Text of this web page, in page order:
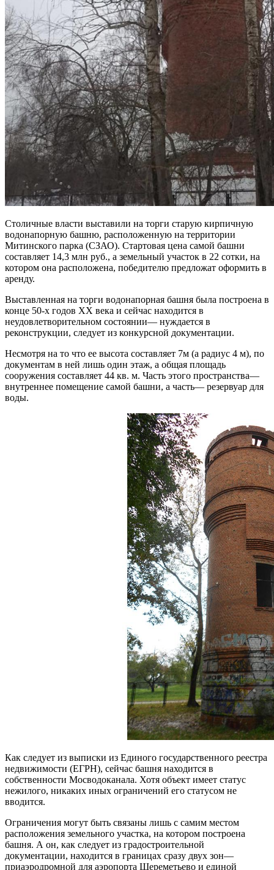
Столичные власти выставили на торги старую кирпичную
водонапорную башню, расположенную на территории
Митинского парка (СЗАО). Стартовая цена самой башни
составляет 14,3 млн руб., а земельный участок в 22 сотки, на
котором она расположена, победителю предложат оформить в
аренду.
Выставленная на торги водонапорная башня была построена в
конце 50-х годов XX века и сейчас находится в
неудовлетворительном состоянии— нуждается в
реконструкции, следует из конкурсной документации.
Несмотря на то что ее высота составляет 7м (а радиус 4 м), по
документам в ней лишь один этаж, а общая площадь
сооружения составляет 44 кв. м. Часть этого пространства—
внутреннее помещение самой башни, а часть— резервуар для
воды.
Как следует из выписки из Единого государственного реестра
недвижимости (ЕГРН), сейчас башня находится в
собственности Мосводоканала. Хотя объект имеет статус
нежилого, никаких иных ограничений его статусом не
вводится.
Ограничения могут быть связаны лишь с самим местом
расположения земельного участка, на котором построена
башня. А он, как следует из градостроительной
документации, находится в границах сразу двух зон—
приаэродромной для аэропорта Шереметьево и единой